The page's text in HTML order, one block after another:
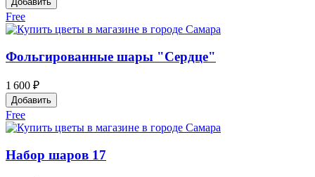
Free
Фольгированные шары "Сердце"
1 600 ₽
Добавить
Free
Набор шаров 17